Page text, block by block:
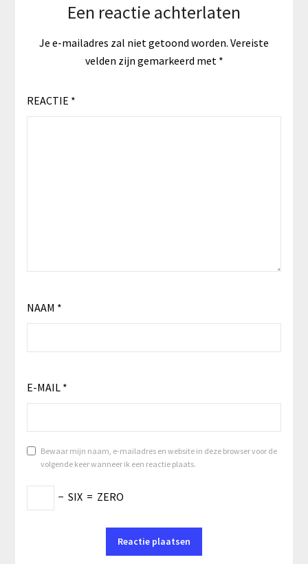
Een reactie achterlaten
Je e-mailadres zal niet getoond worden. Vereiste
velden zijn gemarkeerd met *
REACTIE *
NAAM *
E-MAIL *
Bewaar mijn naam, e-mailadres en website in deze browser voor de
volgende keer wanneer ik een reactie plaats.
− SIX = ZERO